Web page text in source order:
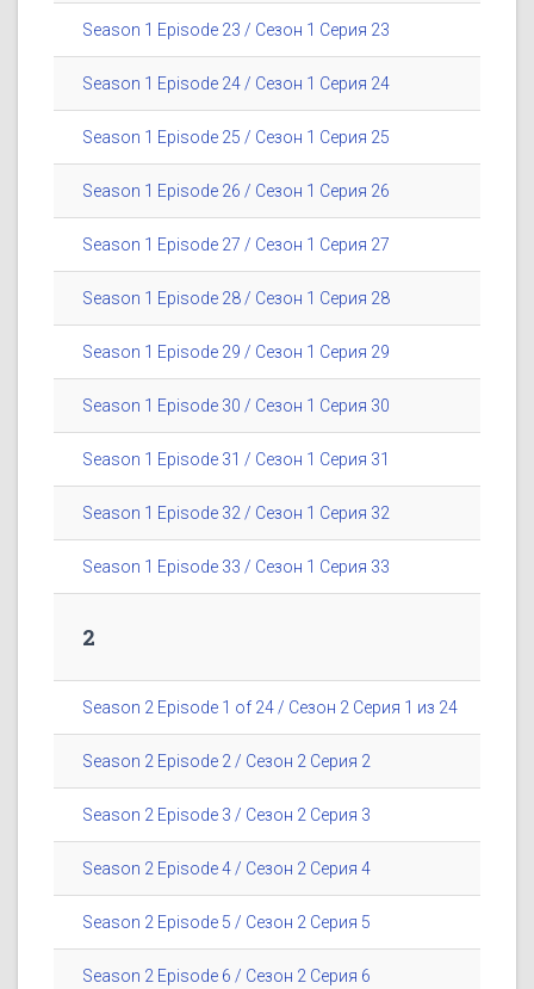
Season 1 Episode 23 / Сезон 1 Серия 23
Season 1 Episode 24 / Сезон 1 Серия 24
Season 1 Episode 25 / Сезон 1 Серия 25
Season 1 Episode 26 / Сезон 1 Серия 26
Season 1 Episode 27 / Сезон 1 Серия 27
Season 1 Episode 28 / Сезон 1 Серия 28
Season 1 Episode 29 / Сезон 1 Серия 29
Season 1 Episode 30 / Сезон 1 Серия 30
Season 1 Episode 31 / Сезон 1 Серия 31
Season 1 Episode 32 / Сезон 1 Серия 32
Season 1 Episode 33 / Сезон 1 Серия 33
2
Season 2 Episode 1 of 24 / Сезон 2 Серия 1 из 24
Season 2 Episode 2 / Сезон 2 Серия 2
Season 2 Episode 3 / Сезон 2 Серия 3
Season 2 Episode 4 / Сезон 2 Серия 4
Season 2 Episode 5 / Сезон 2 Серия 5
Season 2 Episode 6 / Сезон 2 Серия 6